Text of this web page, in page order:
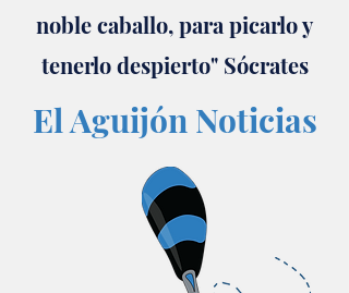
noble caballo, para picarlo y
tenerlo despierto" Sócrates
El Aguijón Noticias